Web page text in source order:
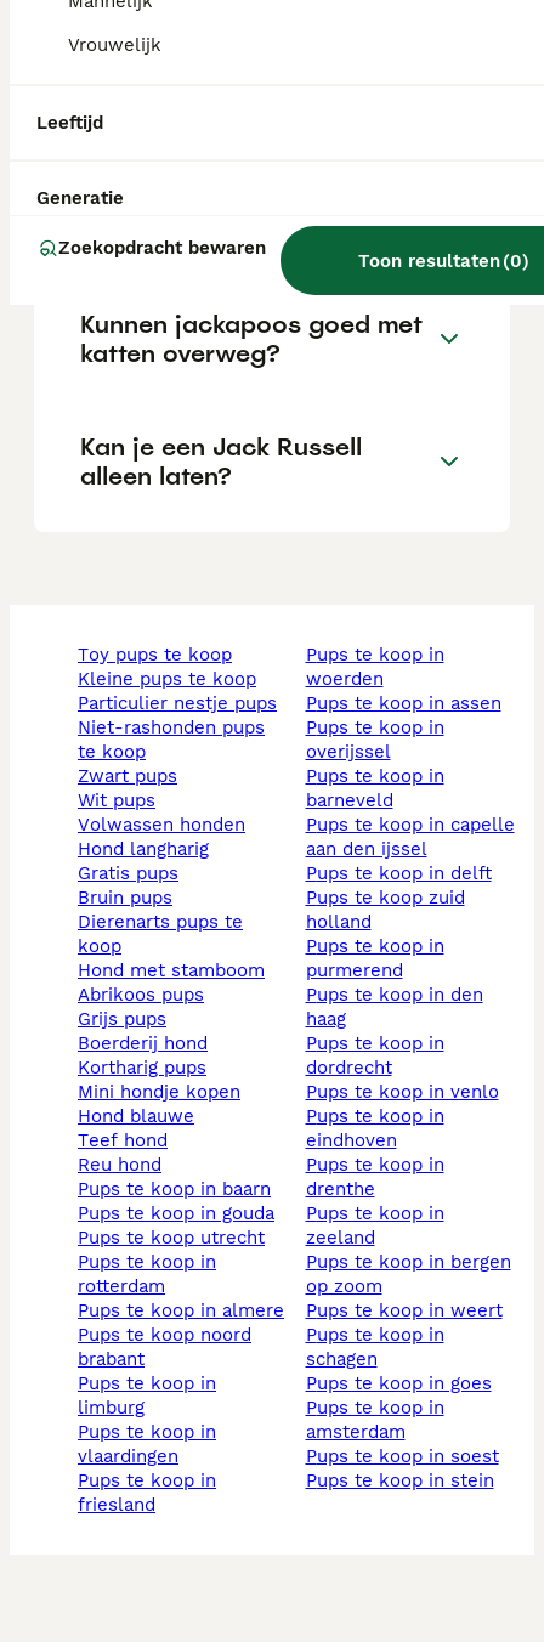
Vrouwelijk
Leeftijd
Generatie
Zoekopdracht bewaren
Toon resultaten(0)
hond?
Kan een jackapoo alleen
Kunnen jackapoos goed met
katten overweg?
Kan je een Jack Russell
alleen laten?
toy pups te koop
kleine pups te koop
particulier nestje pups
niet-rashonden pups
te koop
zwart pups
wit pups
volwassen honden
hond langharig
gratis pups
bruin pups
dierenarts pups te
koop
hond met stamboom
abrikoos pups
grijs pups
boerderij hond
kortharig pups
mini hondje kopen
hond blauwe
teef hond
reu hond
pups te koop in baarn
pups te koop in gouda
pups te koop utrecht
pups te koop in
rotterdam
pups te koop in almere
pups te koop noord
brabant
pups te koop in
limburg
pups te koop in
vlaardingen
pups te koop in
friesland
pups te koop in
woerden
pups te koop in assen
pups te koop in
overijssel
pups te koop in
barneveld
pups te koop in capelle
aan den ijssel
pups te koop in delft
pups te koop zuid
holland
pups te koop in
purmerend
pups te koop in den
haag
pups te koop in
dordrecht
pups te koop in venlo
pups te koop in
eindhoven
pups te koop in
drenthe
pups te koop in
zeeland
pups te koop in bergen
op zoom
pups te koop in weert
pups te koop in
schagen
pups te koop in goes
pups te koop in
amsterdam
pups te koop in soest
pups te koop in stein